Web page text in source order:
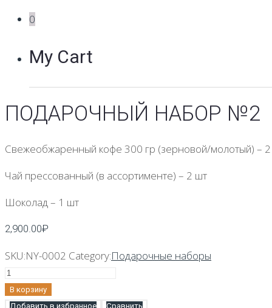
0
My Cart
ПОДАРОЧНЫЙ НАБОР №2
Свежеобжаренный кофе 300 гр (зерновой/молотый) –
Чай прессованный (в ассортименте) – 2 шт
Шоколад – 1 шт
2,900.00₽
SKU:NY-0002 Category:Подарочные наборы
Количество
Подарочный
набор
В корзину
Добавить в избранное
Сравнить